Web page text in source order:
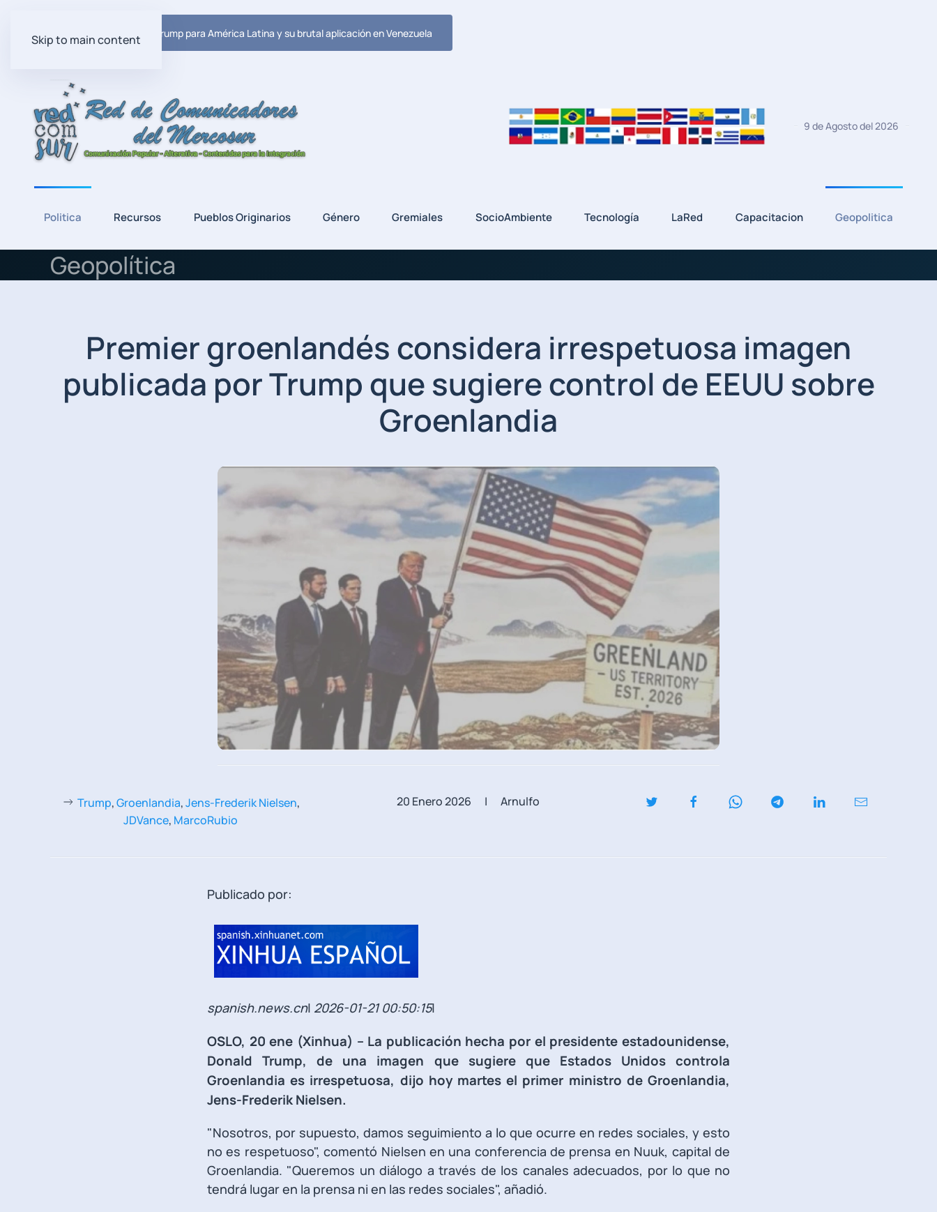
Skip to main content
Ultima Noticia: El plan de Trump para América Latina y su brutal aplicación en Venezuela
9 de Agosto del 2026
Politica Recursos Pueblos Originarios Género Gremiales SocioAmbiente Tecnología LaRed Capacitacion Geopolitica
Geopolítica
Premier groenlandés considera irrespetuosa imagen
publicada por Trump que sugiere control de EEUU sobre
Groenlandia
Trump,Groenlandia,Jens-Frederik Nielsen,
JDVance, MarcoRubio
20 Enero 2026 | Arnulfo
Publicado por:
spanish.news.cn| 2026-01-21 00:50:15|
OSLO, 20 ene (Xinhua) -- La publicación hecha por el presidente estadounidense,
Donald Trump, de una imagen que sugiere que Estados Unidos controla
Groenlandia es irrespetuosa, dijo hoy martes el primer ministro de Groenlandia,
Jens-Frederik Nielsen.
"Nosotros, por supuesto, damos seguimiento a lo que ocurre en redes sociales, y esto
no es respetuoso", comentó Nielsen en una conferencia de prensa en Nuuk, capital de
Groenlandia. "Queremos un diálogo a través de los canales adecuados, por lo que no
tendrá lugar en la prensa ni en las redes sociales", añadió.